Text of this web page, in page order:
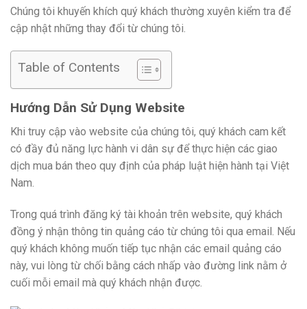
Chúng tôi khuyến khích quý khách thường xuyên kiểm tra để
cập nhật những thay đổi từ chúng tôi.
Table of Contents
Hướng Dẫn Sử Dụng Website
Khi truy cập vào website của chúng tôi, quý khách cam kết
có đầy đủ năng lực hành vi dân sự để thực hiện các giao
dịch mua bán theo quy định của pháp luật hiện hành tại Việt
Nam.
Trong quá trình đăng ký tài khoản trên website, quý khách
đồng ý nhận thông tin quảng cáo từ chúng tôi qua email. Nếu
quý khách không muốn tiếp tục nhận các email quảng cáo
này, vui lòng từ chối bằng cách nhấp vào đường link nằm ở
cuối mỗi email mà quý khách nhận được.